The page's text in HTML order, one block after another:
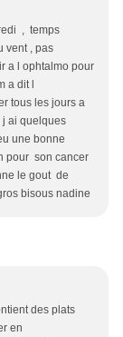
, temps
vent , pas
a l ophtalmo pour
a dit l
tous les jours a
j ai quelques
une bonne
pour son cancer
le gout de
bisous nadine
des plats
en